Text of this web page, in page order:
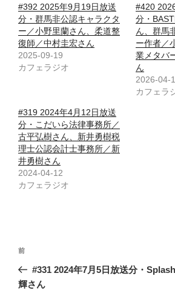
#392 2025年9月19日放送
分・群馬非公認キャラクタ
ー／小野里蘭さん、柔道整
復師／中村圭宏さん
2025-09-19
カフェラジオ
#420
分・
ん、群馬
ー作者／
業メタバ
ん
2026-04-
カフェラ
#319 2024年4月12日放送
分・こだいら法律事務所／
古平弘樹さん、新井勇樹税
理士公認会計士事務所／新
井勇樹さん
2024-04-12
カフェラジオ
投
ナ
前
の
投
前
#331 2024年7月5日放送分・
輝さん